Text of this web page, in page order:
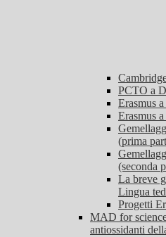
PCTO a
Erasmus
Erasmus
(prima
(seconda
La breve
Lingua
Progetti
MAD for
antiossidanti